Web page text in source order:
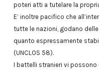
poteri atti a tutelare la
E’ inoltre pacifico che
tutte le nazioni, godano
quanto espressamente
(UNCLOS 58).
I battelli stranieri vi possono